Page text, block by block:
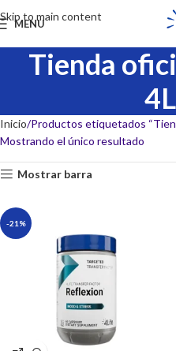
Skip to main content
MENU
Tienda
Inicio Productos etiquetados
Mostrando el único resultado
Mostrar barra
-21%